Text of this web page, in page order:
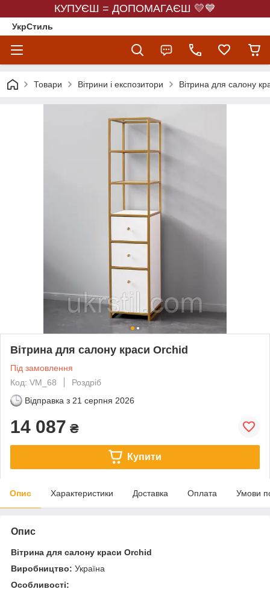
КУПУЄШ = ДОПОМАГАЄШ 💛💙
УкрСтиль
Товари Вітрини і експозитори Вітрина для салону
Вітрина для салону краси Orchid
Під замовлення
Код: VM_68
Роздріб
Відправка з 21 серпня 2026
14 087 ₴
Купити
Опис Характеристики Доставка Оплата Умови
Опис
Вітрина для салону краси Orchid
Виробництво: Україна
Особливості: